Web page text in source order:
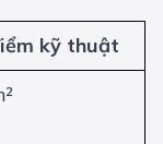
kỹ thuật